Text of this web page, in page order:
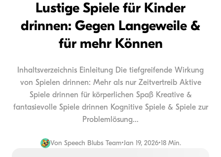
Lustige Spiele für Kinder
drinnen: Gegen Langeweile &
für mehr Können
Inhaltsverzeichnis Einleitung Die tiefgreifende Wirkung
von Spielen drinnen: Mehr als nur Zeitvertreib Aktive
Spiele drinnen für körperlichen Spaß Kreative &
fantasievolle Spiele drinnen Kognitive Spiele & Spiele zur
Problemlösung...
Von Speech Blubs Team•Jan 19, 2026•18 Min.